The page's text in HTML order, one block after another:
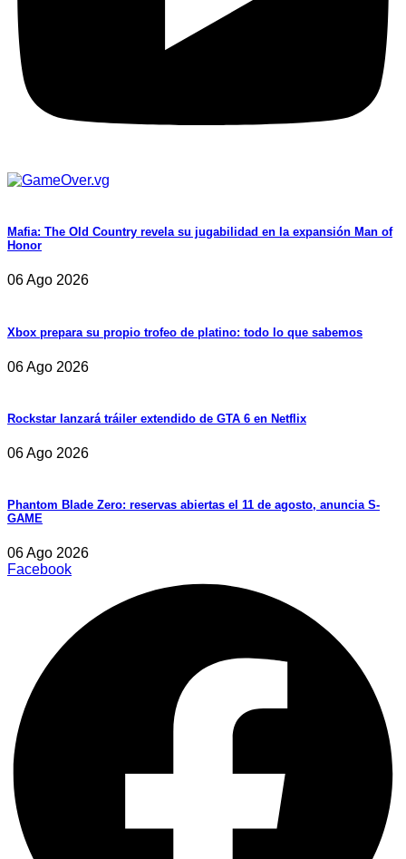
Mafia: The Old Country revela su jugabilidad en la expansión Man of
Honor
06 Ago 2026
Xbox prepara su propio trofeo de platino: todo lo que sabemos
06 Ago 2026
Rockstar lanzará tráiler extendido de GTA 6 en Netflix
06 Ago 2026
Phantom Blade Zero: reservas abiertas el 11 de agosto, anuncia S-
GAME
06 Ago 2026
Facebook